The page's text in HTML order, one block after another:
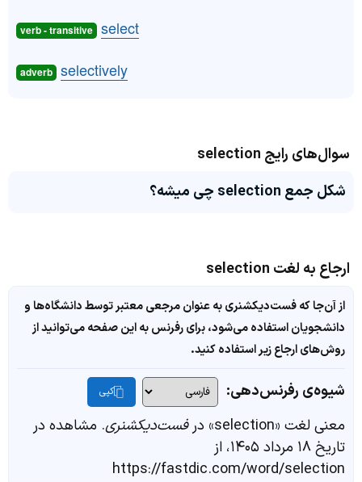
verb - transitive select
adverb selectively
سوال‌های رایج selection
شکل جمع selection چی میشه؟
ارجاع به لغت selection
از آن‌جا که فست‌دیکشنری به عنوان مرجعی معتبر توسط دانشگاه‌ها و
دانشجویان استفاده می‌شود، برای رفرنس به این صفحه می‌توانید از
روش‌های ارجاع زیر استفاده کنید.
شیوه‌ی رفرنس‌دهی: کپی
معنی لغت «selection» در فست‌دیکشنری. مشاهده در
تاریخ ۱۸ مرداد ۱۴۰۵، از
https://fastdic.com/word/selection